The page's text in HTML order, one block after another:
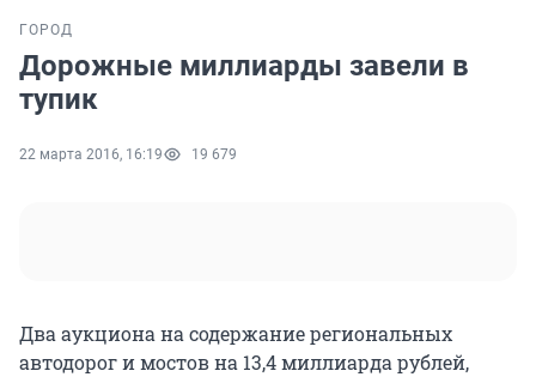
ГОРОД
Дорожные миллиарды завели в
тупик
22 марта 2016, 16:19 19 679
Два аукциона на содержание региональных
автодорог и мостов на 13,4 миллиарда рублей,